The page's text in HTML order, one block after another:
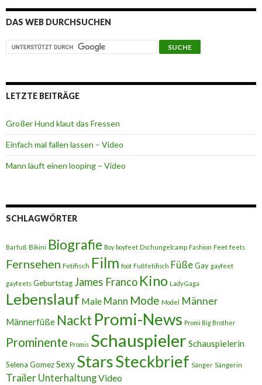
DAS WEB DURCHSUCHEN
LETZTE BEITRÄGE
Großer Hund klaut das Fressen
Einfach mal fallen lassen – Video
Mann läuft einen looping – Video
SCHLAGWÖRTER
Barfuß Bikini Biografie Boy boyfeet Dschungelcamp Fashion Feet feets
Fernsehen Fetifisch Film foot Fußfetifisch FüßeGay gayfeet
gayfeets Geburtstag James Franco Kino Lady Gaga
Lebenslauf Male Mann Mode Model Männer
Männerfüße Nackt Promi-News Promi Big Brother
Prominente Promis Schauspieler Schauspielerin
Selena GomezSexy StarsSteckbrief Sänger Sängerin
Trailer UnterhaltungVideo